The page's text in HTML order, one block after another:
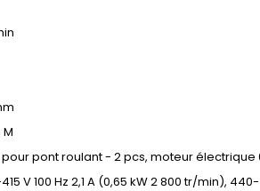
pont roulant - 2 pcs, moteur électrique
V 100 Hz 2,1 A (0,65 kW 2 800 tr/min),